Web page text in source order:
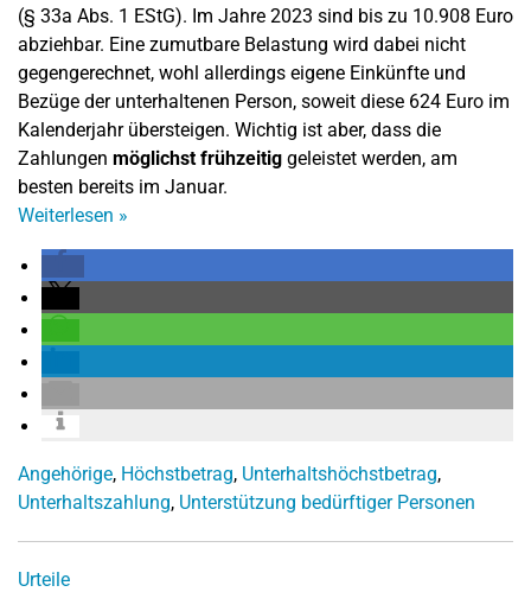
(§ 33a Abs. 1 EStG). Im Jahre 2023 sind bis zu 10.908 Euro
abziehbar. Eine zumutbare Belastung wird dabei nicht
gegengerechnet, wohl allerdings eigene Einkünfte und
Bezüge der unterhaltenen Person, soweit diese 624 Euro im
Kalenderjahr übersteigen. Wichtig ist aber, dass die
Zahlungen möglichst frühzeitig geleistet werden, am
besten bereits im Januar.
Weiterlesen »
Angehörige, Höchstbetrag, Unterhaltshöchstbetrag,
Unterhaltszahlung, Unterstützung bedürftiger Personen
Urteile